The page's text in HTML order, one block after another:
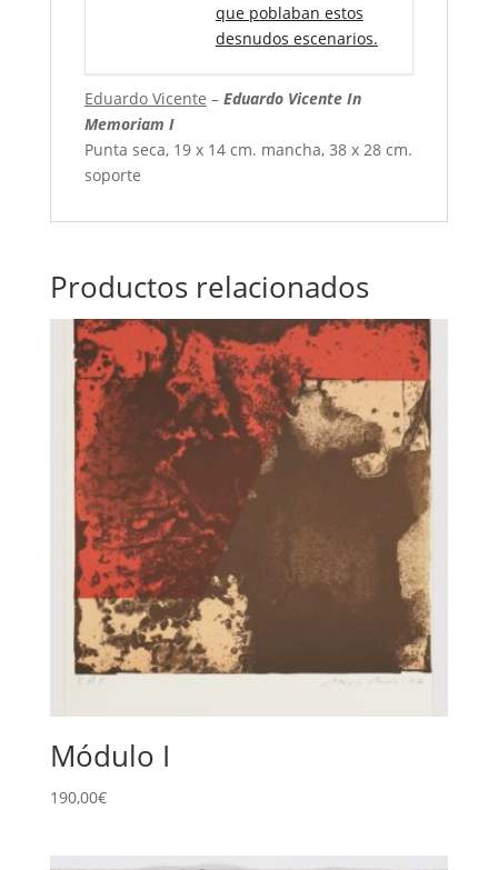
que poblaban estos
desnudos escenarios.
Eduardo Vicente – Eduardo Vicente In
Memoriam I
Punta seca, 19 x 14 cm. mancha, 38 x 28 cm.
soporte
Productos relacionados
Módulo I
190,00€